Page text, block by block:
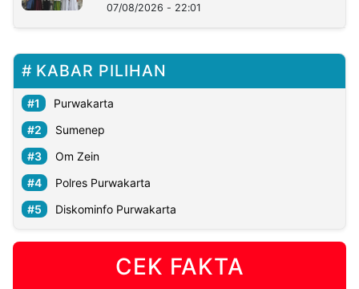
07/08/2026 - 22:01
KABAR PILIHAN
Purwakarta
Sumenep
Om Zein
Polres Purwakarta
Diskominfo Purwakarta
CEK FAKTA